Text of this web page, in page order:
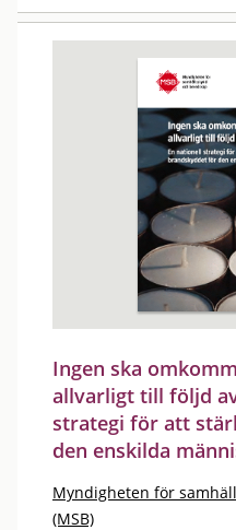
Ingen ska
allvarligt till följd
strategi för att
den enskilda
Myndigheten för
(MSB)